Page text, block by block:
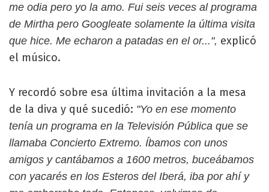
me odia pero yo la amo. Fui seis veces al programa
de Mirtha pero Googleate solamente la última visita
que hice. Me echaron a patadas en el or...", explicó
el músico.
Y recordó sobre esa última invitación a la mesa
de la diva y qué sucedió: "Yo en ese momento
tenía un programa en la Televisión Pública que se
llamaba Concierto Extremo. Íbamos con unos
amigos y cantábamos a 1600 metros, buceábamos
con yacarés en los Esteros del Iberá, iba por ahí y